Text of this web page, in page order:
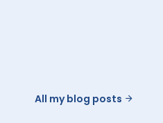
All my blog posts